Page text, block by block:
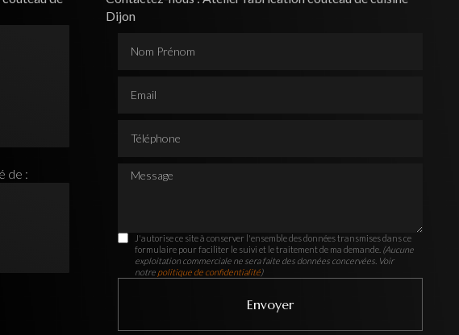
de :
Dijon
Message
J'autorise ce site à conserver l'ensemble des données transmises dans ce
formulaire pour faciliter le suivi et le traitement de ma demande. (Aucune
exploitation commerciale ne sera faite des données concervées. Voir
notre politique de confidentialité)